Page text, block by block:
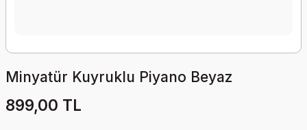
Minyatür Kuyruklu Piyano Beyaz
899,00 TL